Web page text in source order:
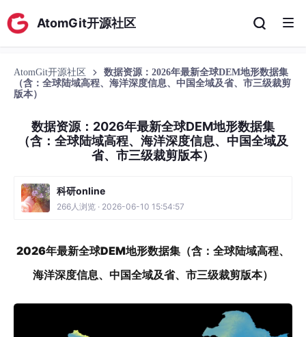
AtomGit开源社区
AtomGit开源社区
数据资源：2026年最新全球DEM地形数据集
（含：全球陆域高程、海洋深度信息、中国全域及省、市三级裁剪
版本）
数据资源：2026年最新全球DEM地形数据集
（含：全球陆域高程、海洋深度信息、中国全域及
省、市三级裁剪版本）
科研online
266人浏览 · 2026-06-10 15:54:57
2026年最新全球DEM地形数据集（含：全球陆域高程、
海洋深度信息、中国全域及省、市三级裁剪版本）